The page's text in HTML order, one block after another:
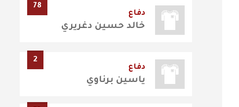
78
دفاع
خالد حسين دغريري
2
دفاع
ياسين برناوي